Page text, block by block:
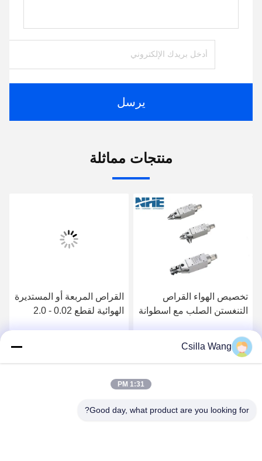
يرسل
منتجات مماثلة
تخصيص الهواء القراص
التنغستن الصلب مع اسطوانة
احصل على افضل سعر
القراص المربعة أو المستديرة
الهوائية لقطع 0.02 - 2.0
Csilla Wang
1:31 PM
Good day, what product are you looking for?